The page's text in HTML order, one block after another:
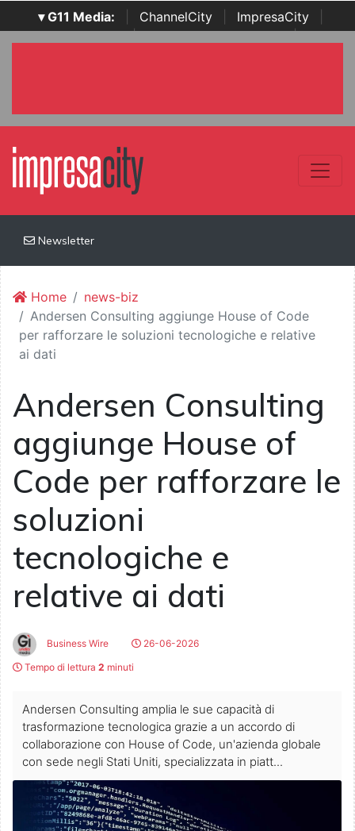
▾ G11 Media: ChannelCity ImpresaCity
SecurityOpenLab | Italian Channel Awards | Italian
Newsletter
Home
news-biz
Andersen Consulting aggiunge House of Code
per rafforzare le soluzioni tecnologiche e relative
ai dati
Andersen Consulting
aggiunge House of
Code per rafforzare le
soluzioni
tecnologiche e
relative ai dati
Business Wire
26-06-2026
Tempo di lettura 2 minuti
Andersen Consulting amplia le sue capacità di
trasformazione tecnologica grazie a un accordo di
collaborazione con House of Code, un'azienda globale
con sede negli Stati Uniti, specializzata in piatt...